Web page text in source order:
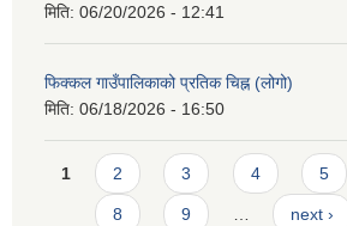
मिति: 06/20/2026 - 12:41
फिक्कल गाउँपालिकाको प्रतिक चिह्न (लोगो)
मिति: 06/18/2026 - 16:50
Pages
1 2 3 4 5
8 9 … next ›